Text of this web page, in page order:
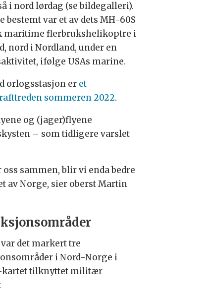
i nord lørdag (se bildegalleri).
bestemt var et av dets MH-60S
maritime flerbrukshelikoptre i
nord i Nordland, under en
ifølge USAs marine.
orlogsstasjon er et
sommeren 2022.
og (jager)flyene
– som tidligere varslet
sammen, blir vi enda bedre
av Norge, sier oberst Martin
det markert tre
i Nord-Norge i
kartet tilknyttet militær